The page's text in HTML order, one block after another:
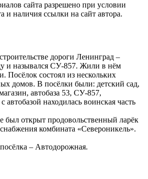
сайта разрешено при условии
и наличия ссылки на сайт автора.
дороги Ленинград –
и назывался СУ-857. Жили в нём
Посёлок состоял из нескольких
домов. В посёлки были: детский сад,
автобаза 53, СУ-857,
автобазой находилась воинская часть
был открыт продовольственный ларёк
комбината «Североникель».
– Автодорожная.